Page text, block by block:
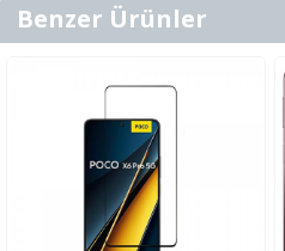
Benzer Ürünler